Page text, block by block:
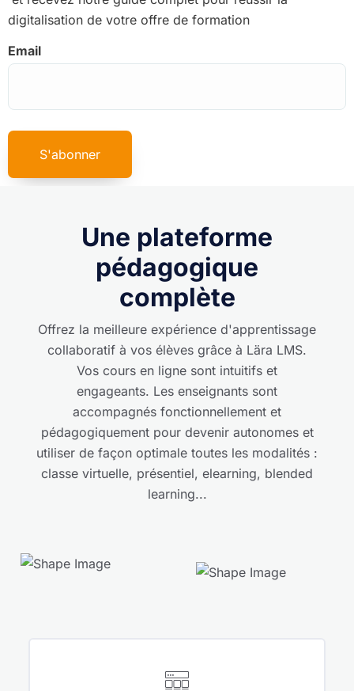
digitalisation de votre offre de formation
Email
Une plateforme
pédagogique
complète
Offrez la meilleure expérience d'apprentissage
collaboratif à vos élèves grâce à Lära LMS.
Vos cours en ligne sont intuitifs et
engageants. Les enseignants sont
accompagnés fonctionnellement et
pédagogiquement pour devenir autonomes et
utiliser de façon optimale toutes les modalités :
classe virtuelle, présentiel, elearning, blended
learning...